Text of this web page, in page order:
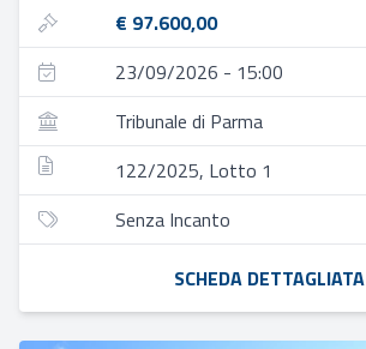
€ 97.600,00
23/09/2026 - 15:00
Tribunale di Parma
122/2025, Lotto 1
Senza Incanto
SCHEDA DETTAGLIATA